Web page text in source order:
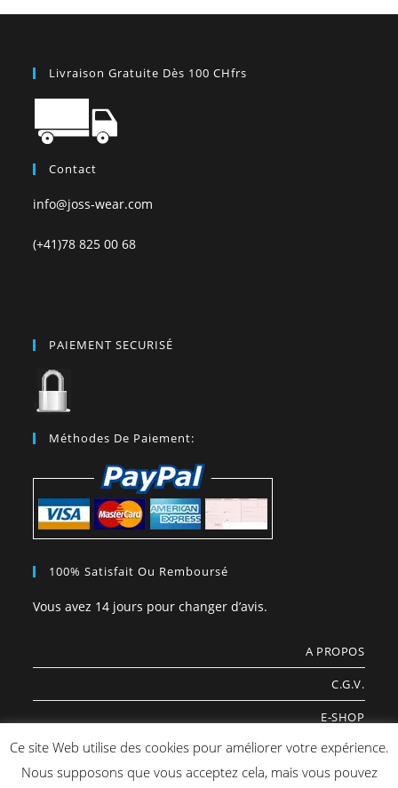
Livraison Gratuite Dès 100 CHfrs
Contact
info@joss-wear.com
(+41)78 825 00 68
PAIEMENT SECURISÉ
Méthodes De Paiement:
100% Satisfait Ou Remboursé
Vous avez 14 jours pour changer d’avis.
A PROPOS
C.G.V.
E-SHOP
COOKIES
Ce site Web utilise des cookies pour améliorer votre expérience.
Nous supposons que vous acceptez cela, mais vous pouvez